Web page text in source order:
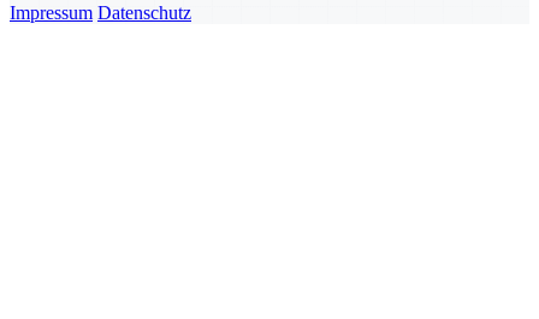
Impressum Datenschutz